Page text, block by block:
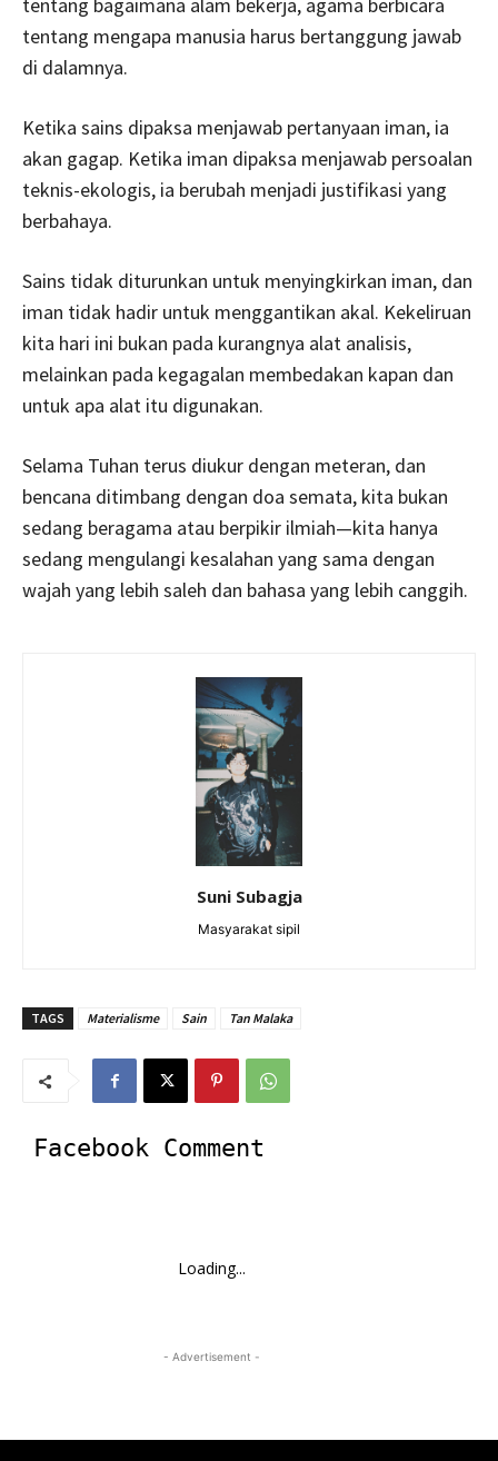
tentang mengapa manusia harus bertanggung jawab
di dalamnya.
Ketika sains dipaksa menjawab pertanyaan iman, ia
akan gagap. Ketika iman dipaksa menjawab persoalan
teknis-ekologis, ia berubah menjadi justifikasi yang
berbahaya.
Sains tidak diturunkan untuk menyingkirkan iman, dan
iman tidak hadir untuk menggantikan akal. Kekeliruan
kita hari ini bukan pada kurangnya alat analisis,
melainkan pada kegagalan membedakan kapan dan
untuk apa alat itu digunakan.
Selama Tuhan terus diukur dengan meteran, dan
bencana ditimbang dengan doa semata, kita bukan
sedang beragama atau berpikir ilmiah—kita hanya
sedang mengulangi kesalahan yang sama dengan
wajah yang lebih saleh dan bahasa yang lebih canggih.
Suni Subagja
Masyarakat sipil
TAGS Materialisme Sain Tan Malaka
Facebook Comment
Loading...
- Advertisement -